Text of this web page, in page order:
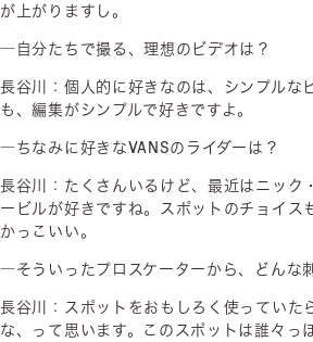
が上がりますし。
―自分たちで撮る、理想のビデオは？
長谷川：個人的に好きなのは、シンプルな
も、編集がシンプルで好きですよ。
―ちなみに好きなVANSのライダーは？
長谷川：たくさんいるけど、最近はニック
ービルが好きですね。スポットのチョイス
かっこいい。
―そういったプロスケーターから、どんな
長谷川：スポットをおもしろく使っていた
な、って思います。このスポットは誰々っ